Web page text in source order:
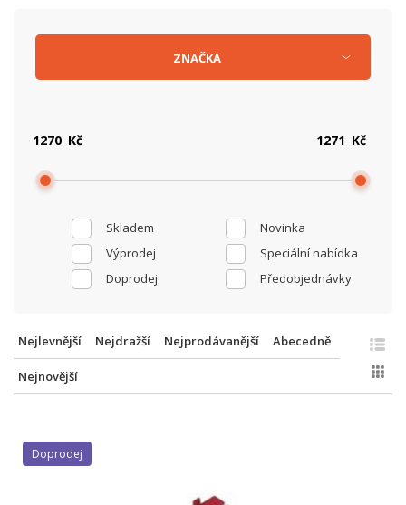
Skladem
Novinka
Výprodej
Speciální nabídka
Doprodej
Předobjednávky
Kč Kč
ZNAČKA
Nejlevnější Nejdražší Nejprodávanější Abecedně
Nejnovější
Doprodej